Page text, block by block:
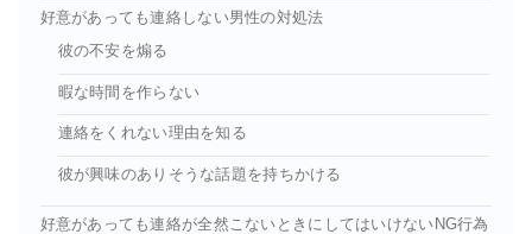
好意があっても連絡しない男性の対処法
彼の不安を煽る
暇な時間を作らない
連絡をくれない理由を知る
彼が興味のありそうな話題を持ちかける
好意があっても連絡が全然こないときにしてはいけないNG行為